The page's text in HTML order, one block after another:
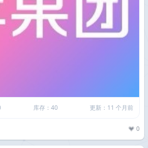
库存：40 更新：11 个月前
0